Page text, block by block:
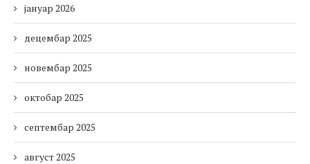
јануар 2026
децембар 2025
новембар 2025
октобар 2025
септембар 2025
август 2025